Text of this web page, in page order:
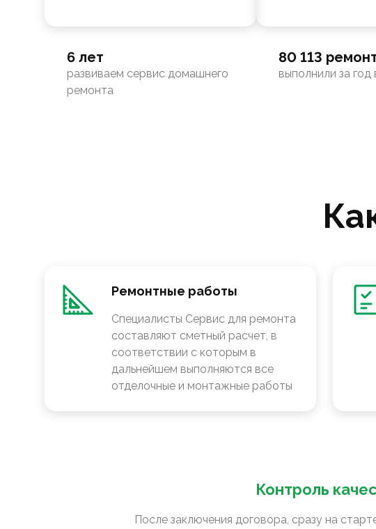
6 лет
развиваем сервис домашнего
ремонта
80 113
выполнили за
Ремонтные работы
Специалисты Сервис для ремонта
составляют сметный расчет, в
соответствии с которым в
дальнейшем выполняются все
отделочные и монтажные работы
Контроль
После заключения договора, сразу на